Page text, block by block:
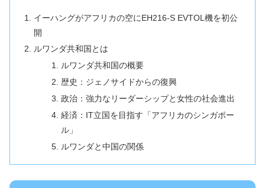
イーハングがアフリカの空にEH216-S EVTOL機を初公
開
ルワンダ共和国とは
ルワンダ共和国の概要
歴史：ジェノサイドからの復興
政治：強力なリーダーシップと女性の社会進出
経済：IT立国を目指す「アフリカのシンガポー
ル」
ルワンダと中国の関係